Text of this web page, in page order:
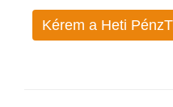
Kérem a Heti